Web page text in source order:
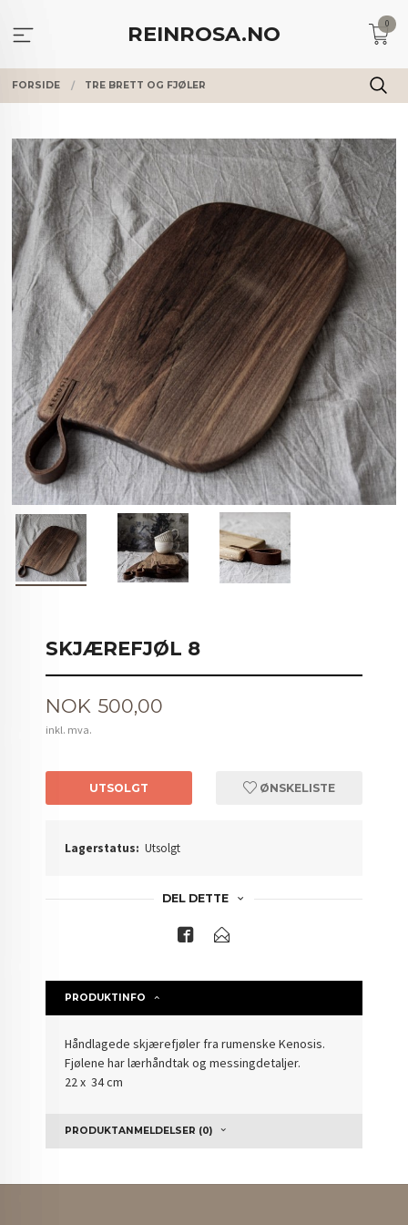
innholdet
REINROSA.NO 0
FORSIDE TRE BRETT OG FJØLER
SKJÆREFJØL 8
Pris
NOK 500,00
inkl. mva.
UTSOLGT ØNSKELISTE
Lagerstatus: Utsolgt
DEL DETTE
PRODUKTINFO
Håndlagede skjærefjøler fra rumenske Kenosis.
Fjølene har lærhåndtak og messingdetaljer.
22 x 34 cm
PRODUKTANMELDELSER (0)